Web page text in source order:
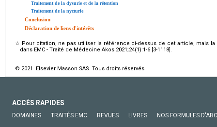
Traitement de la dysurie et de la rétention
Traitement de la nycturie
Conclusion
Déclaration de liens d'intérêts
☆ Pour citation, ne pas utiliser la référence ci-dessus de cet article, mais
dans EMC - Traité de Médecine Akos 2021;24(1):1-6 [3-1118].
© 2021 Elsevier Masson SAS. Tous droits réservés.
ACCÈS RAPIDES
DOMAINES TRAITÉS EMC REVUES LIVRES NOS FORMULES